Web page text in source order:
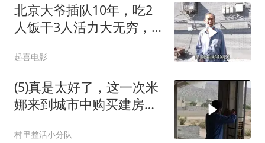
北京大爷插队10年，吃2
人饭干3人活力大无穷，
起喜电影
(5)真是太好了，这一次米
娜来到城市中购买建房的
村里整活小分队